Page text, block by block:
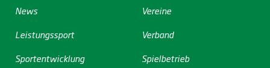
News
Leistungssport
Sportentwicklung
Vereine
Verband
Spielbetrieb